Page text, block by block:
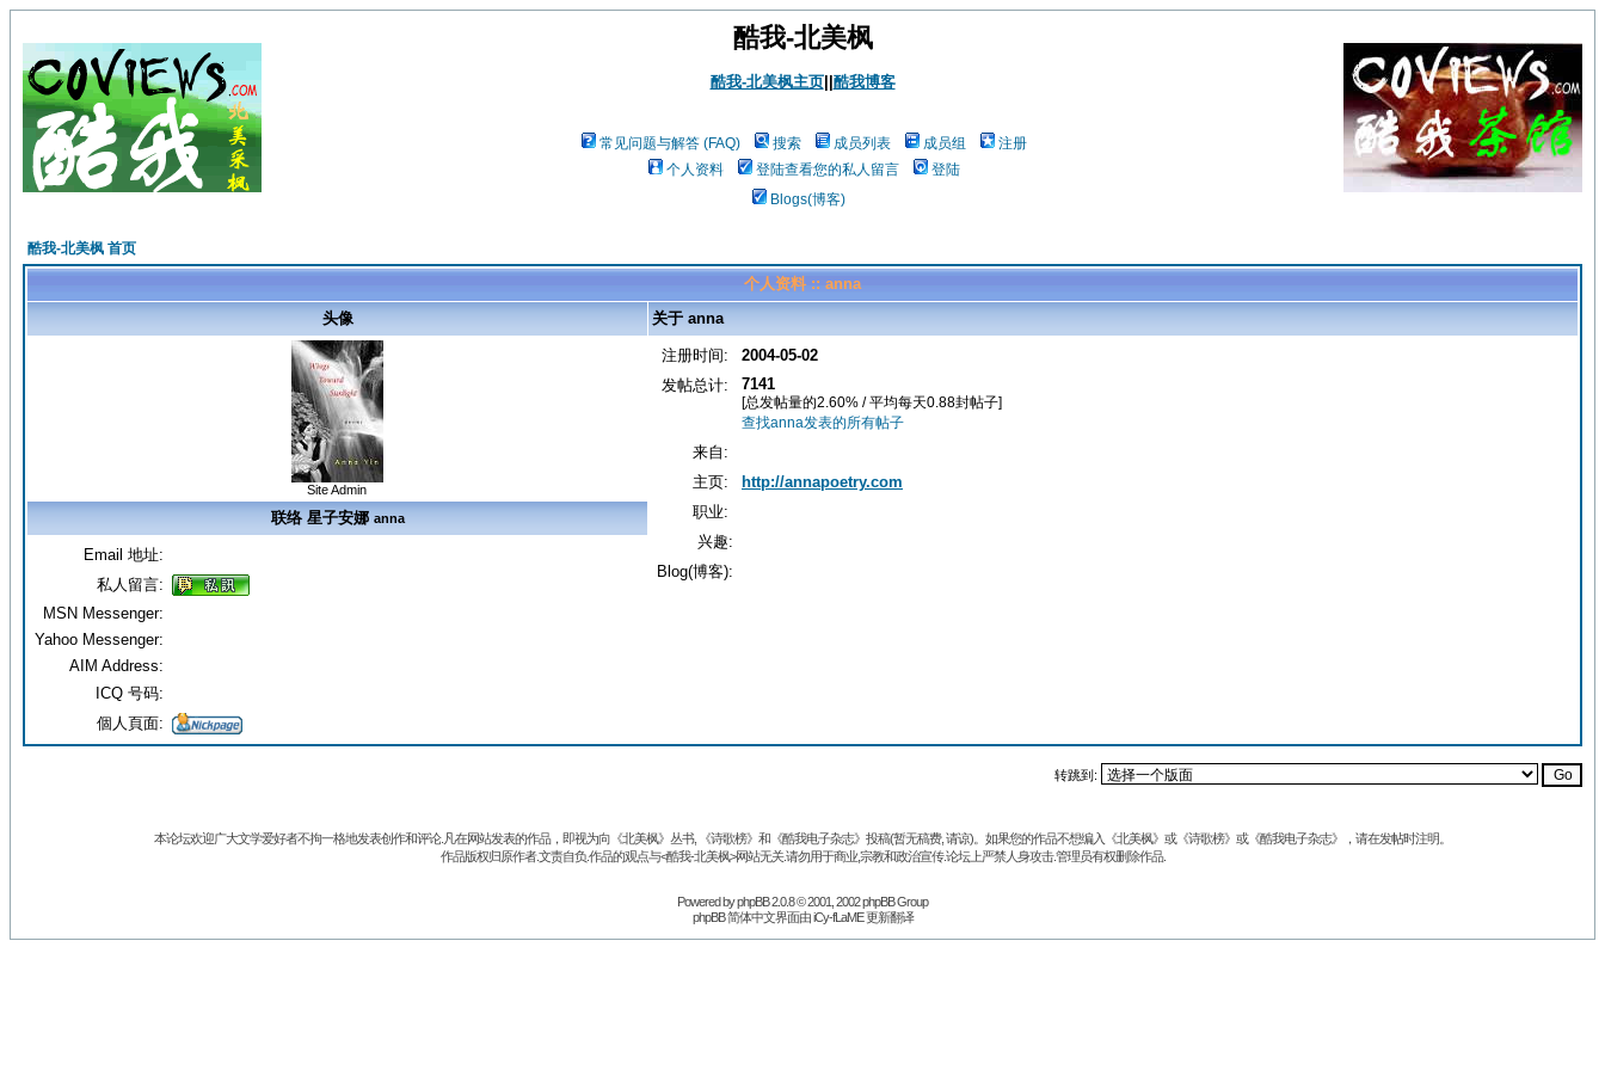
酷我-北美枫
酷我-北美枫主页|| 酷我博客
常见问题与解答 (FAQ) 搜索 成员列表 成员组
注册
个人资料
登陆查看您的私人留言
登陆
Blogs(博客)
酷我-北美枫 首页
个人资料 :: anna
头像
关于 anna
Site Admin
注册时间:
2004-05-02
发帖总计:
7141
[总发帖量的2.60% / 平均每天0.88封帖子]
查找anna发表的所有帖子
来自:
主页:
http://annapoetry.com
职业:
兴趣:
Blog(博客):
联络 星子安娜 anna
Email 地址:
私人留言:
MSN Messenger:
Yahoo Messenger:
AIM Address:
ICQ 号码:
個人頁面:
转跳到:
本论坛欢迎广大文学爱好者不拘一格地发表创作和评论.凡在网站发表的作品，即视为向《北美枫》丛书, 《诗歌榜》和《酷我电子杂志》投稿(暂无稿费, 请谅)。如果您的作品不想编入《北美枫》或《诗歌榜》或《酷我电子杂志》，请在发帖时注明。
作品版权归原作者.文责自负.作品的观点与<酷我-北美枫>网站无关.请勿用于商业,宗教和政治宣传.论坛上严禁人身攻击.管理员有权删除作品.
Powered byphpBB2.0.8 © 2001, 2002 phpBB Group
phpBB 简体中文界面由 iCy-fLaME 更新翻译